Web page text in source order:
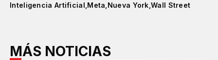
Inteligencia Artificial Meta Nueva York Wall Street
MÁS NOTICIAS